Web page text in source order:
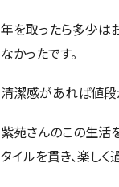
年を取ったら多少は
なかったです。
清潔感があれば値段
紫苑さんのこの生活
タイルを貫き、楽しく